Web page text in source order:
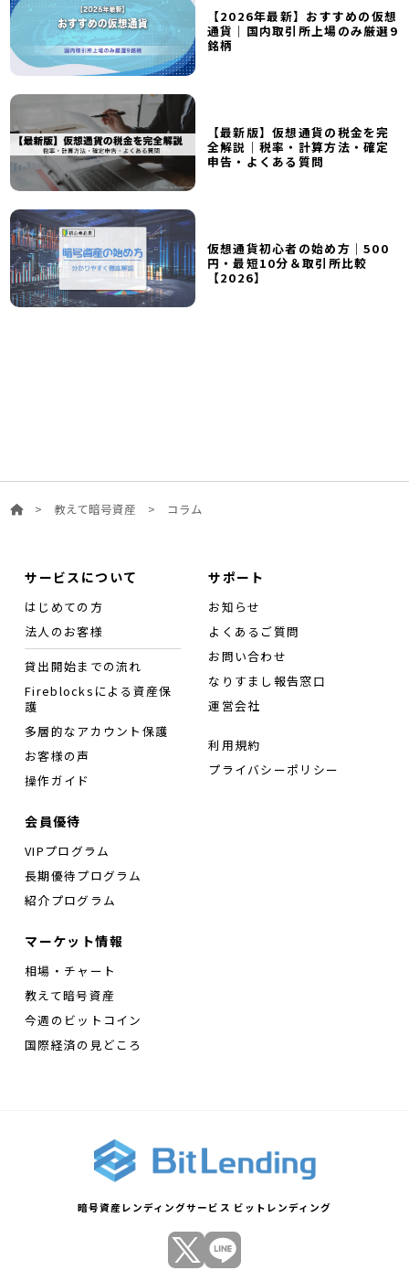
【2026年最新】おすすめの仮想
通貨｜国内取引所上場のみ厳選9
銘柄
【最新版】仮想通貨の税金を完
全解説｜税率・計算方法・確定
申告・よくある質問
仮想通貨初心者の始め方｜500
円・最短10分＆取引所比較
【2026】
> 教えて暗号資産 > コラム
サービスについて
はじめての方
法人のお客様
貸出開始までの流れ
Fireblocksによる資産保
護
多層的なアカウント保護
お客様の声
操作ガイド
会員優待
VIPプログラム
長期優待プログラム
紹介プログラム
マーケット情報
相場・チャート
教えて暗号資産
今週のビットコイン
国際経済の見どころ
サポート
お知らせ
よくあるご質問
お問い合わせ
なりすまし報告窓口
運営会社
利用規約
プライバシーポリシー
暗号資産レンディングサービス ビットレンディング